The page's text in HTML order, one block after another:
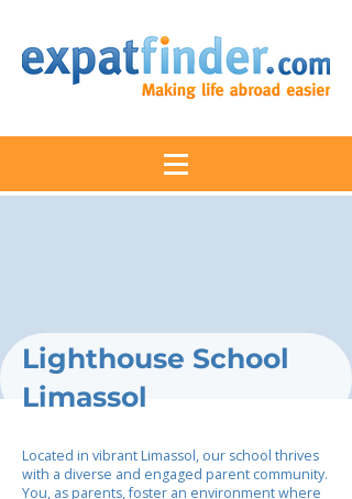
Lighthouse School
Limassol
Located in vibrant Limassol, our school thrives
with a diverse and engaged parent community.
You, as parents, foster an environment where